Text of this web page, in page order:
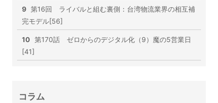
9 第16回 ライバルと組む裏側：台湾物流業界の相互補
完モデル[56]
10 第170話 ゼロからのデジタル化（9）魔の5営業日
[41]
コラム